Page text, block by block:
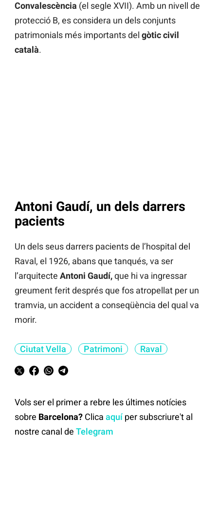
Convalescència (el segle XVII). Amb un nivell de
protecció B, es considera un dels conjunts
patrimonials més importants del gòtic civil
català.
Antoni Gaudí, un dels darrers
pacients
Un dels seus darrers pacients de l’hospital del
Raval, el 1926, abans que tanqués, va ser
l’arquitecte Antoni Gaudí,que hi va ingressar
greument ferit després que fos atropellat per un
tramvia, un accident a conseqüència del qual va
morir.
Ciutat Vella Patrimoni Raval
Vols ser el primer a rebre les últimes notícies
sobre Barcelona? Clica aquíper subscriure't al
nostre canal de Telegram